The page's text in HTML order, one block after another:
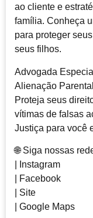
ao cliente e
família. Conheça
para proteger
seus filhos.
Advogada
Alienação
Proteja seus
vítimas de falsas
Justiça para você
🌐 Siga nossas
| Instagram
| Facebook
| Site
| Google Maps